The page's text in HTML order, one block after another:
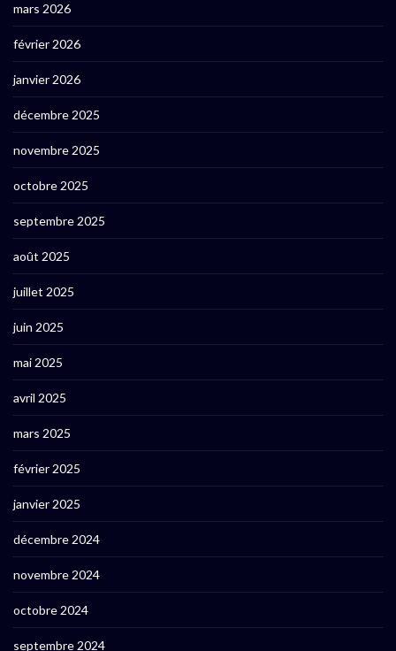
mars 2026
février 2026
janvier 2026
décembre 2025
novembre 2025
octobre 2025
septembre 2025
août 2025
juillet 2025
juin 2025
mai 2025
avril 2025
mars 2025
février 2025
janvier 2025
décembre 2024
novembre 2024
octobre 2024
septembre 2024